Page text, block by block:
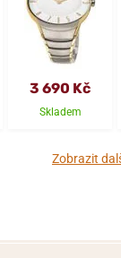
3 690 Kč
Skladem
Zobrazit